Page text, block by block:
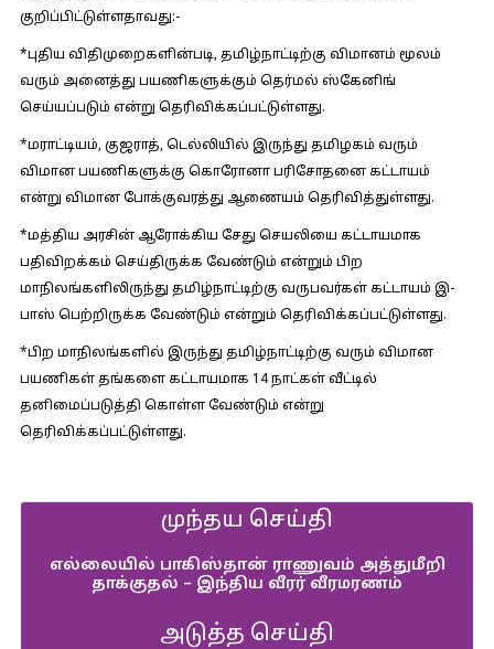
குறிப்பிட்டுள்ளதாவது:-
*புதிய விதிமுறைகளின்படி, தமிழ்நாட்டிற்கு விமானம் மூலம்
வரும் அனைத்து பயணிகளுக்கும் தெர்மல் ஸ்கேனிங்
செய்யப்படும் என்று தெரிவிக்கப்பட்டுள்ளது.
*மராட்டியம், குஜராத், டெல்லியில் இருந்து தமிழகம் வரும்
விமான பயணிகளுக்கு கொரோனா பரிசோதனை கட்டாயம்
என்று விமான போக்குவரத்து ஆணையம் தெரிவித்துள்ளது.
*மத்திய அரசின் ஆரோக்கிய சேது செயலியை கட்டாயமாக
பதிவிறக்கம் செய்திருக்க வேண்டும் என்றும் பிற
மாநிலங்களிலிருந்து தமிழ்நாட்டிற்கு வருபவர்கள் கட்டாயம் இ-
பாஸ் பெற்றிருக்க வேண்டும் என்றும் தெரிவிக்கப்பட்டுள்ளது.
*பிற மாநிலங்களில் இருந்து தமிழ்நாட்டிற்கு வரும் விமான
பயணிகள் தங்களை கட்டாயமாக 14 நாட்கள் வீட்டில்
தனிமைப்படுத்தி கொள்ள வேண்டும் என்று
தெரிவிக்கப்பட்டுள்ளது.
முந்தய செய்தி
எல்லையில் பாகிஸ்தான் ராணுவம் அத்துமீறி
தாக்குதல் – இந்திய வீரர் வீரமரணம்
அடுத்த செய்தி